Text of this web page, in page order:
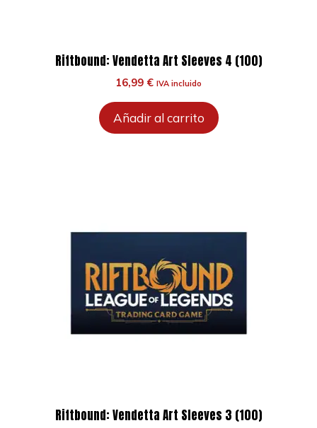
Riftbound: Vendetta Art Sleeves 4 (100)
16,99 € IVA incluido
Añadir al carrito
Riftbound: Vendetta Art Sleeves 3 (100)